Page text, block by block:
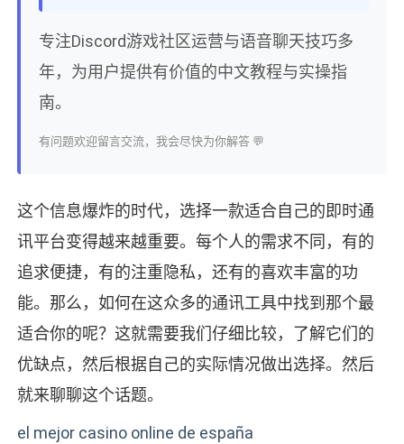
专注Discord游戏社区运营与语音聊天技巧多
年，为用户提供有价值的中文教程与实操指
南。
有问题欢迎留言交流，我会尽快为你解答 💬
这个信息爆炸的时代，选择一款适合自己的即时通
讯平台变得越来越重要。每个人的需求不同，有的
追求便捷，有的注重隐私，还有的喜欢丰富的功
能。那么，如何在这众多的通讯工具中找到那个最
适合你的呢？这就需要我们仔细比较，了解它们的
优缺点，然后根据自己的实际情况做出选择。然后
就来聊聊这个话题。
el mejor casino online de españa